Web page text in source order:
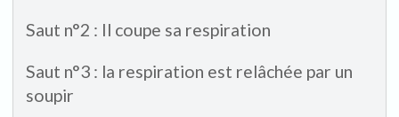
Saut n°2 : Il coupe sa respiration
Saut n°3 : la respiration est relâchée par un
soupir